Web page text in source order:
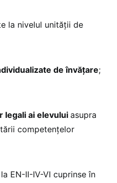
la nivelul unității de
de învățare;
ai elevului asupra
competențelor
EN-II-IV-VI cuprinse în